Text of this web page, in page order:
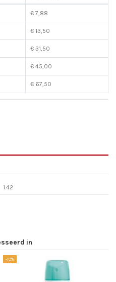
€ 7,88
€ 13,50
€ 31,50
€ 45,00
€ 67,50
1.42
in
-10%